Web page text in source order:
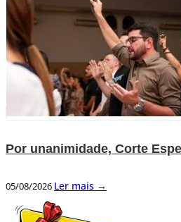
Por unanimidade, Corte
05/08/2026 Ler mais →